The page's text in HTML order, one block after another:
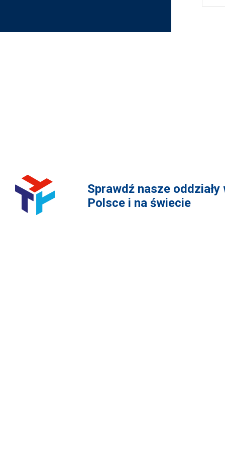
Sprawdź nasze oddziały
Polsce i na świecie